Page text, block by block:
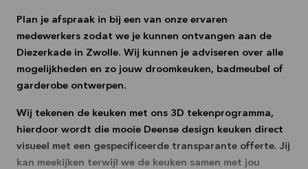
Plan je afspraak in bij een van onze ervaren
medewerkers zodat we je kunnen ontvangen aan de
Diezerkade in Zwolle. Wij kunnen je adviseren over alle
mogelijkheden en zo jouw droomkeuken, badmeubel of
garderobe ontwerpen.
Wij tekenen de keuken met ons 3D tekenprogramma,
hierdoor wordt die mooie Deense design keuken direct
visueel met een gespecificeerde transparante offerte. Jij
kan meekijken terwijl we de keuken samen met jou